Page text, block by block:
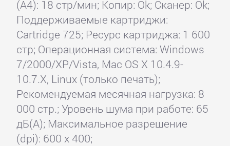
(А4): 18 стр/мин; Копир: Ok; Сканер: Ok;
Поддерживаемые картриджи:
Cartridge 725; Ресурс картриджа: 1 600
стр; Операционная система: Windows
7/2000/XP/Vista, Mac OS X 10.4.9-
10.7.X, Linux (только печать);
Рекомендуемая месячная нагрузка: 8
000 стр.; Уровень шума при работе: 65
дБ(А); Максимальное разрешение
(dpi): 600 x 400;